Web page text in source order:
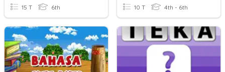
15 T 6th 10 T 4th - 6th